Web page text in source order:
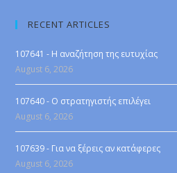
RECENT ARTICLES
107641 - Η αναζήτηση της ευτυχίας
August 6, 2026
107640 - Ο στρατηγιστής επιλέγει
August 6, 2026
107639 - Για να ξέρεις αν κατάφερες
August 6, 2026